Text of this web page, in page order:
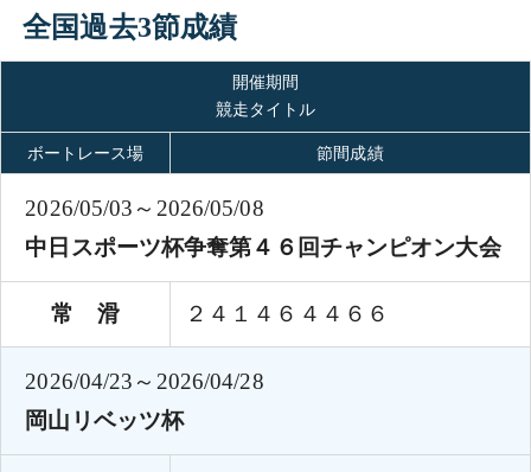
全国過去3節成績
開催期間
競走タイトル
ボートレース場 節間成績
2026/05/03～2026/05/08
中日スポーツ杯争奪第４６回チャンピオン大会
常 滑 ２４１４６４４６６
2026/04/23～2026/04/28
岡山リベッツ杯